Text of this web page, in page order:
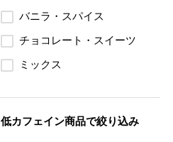
バニラ・スパイス
チョコレート・スイーツ
ミックス
低カフェイン商品で絞り込み